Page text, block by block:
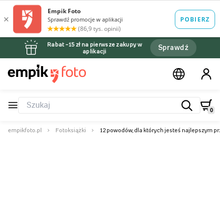
Rabat –15 zł na pierwsze zakupy w
aplikacji
Sprawdź
0
empikfoto.pl Fotoksiążki 12 powodów, dla których jesteś najlepszym